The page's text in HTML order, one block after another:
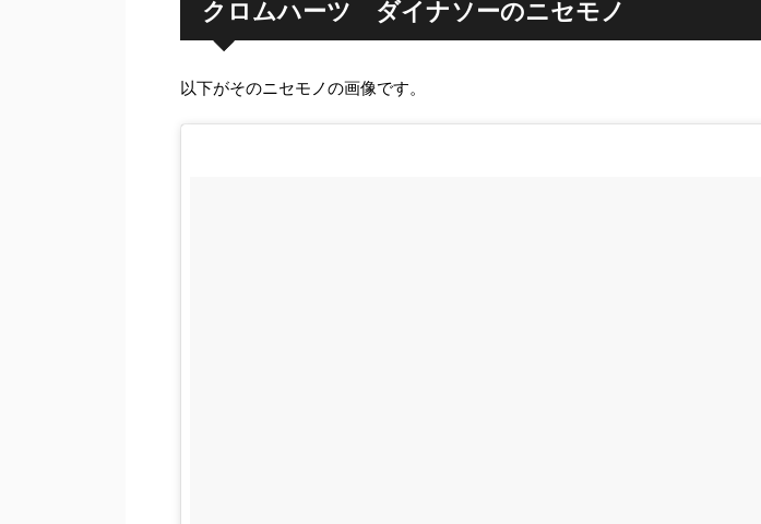
クロムハーツ ダイナソーのニセモノ
以下がそのニセモノの画像です。